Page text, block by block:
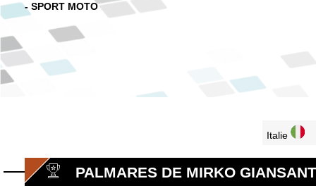
- SPORT MOTO
Italie
PALMARES DE MIRKO